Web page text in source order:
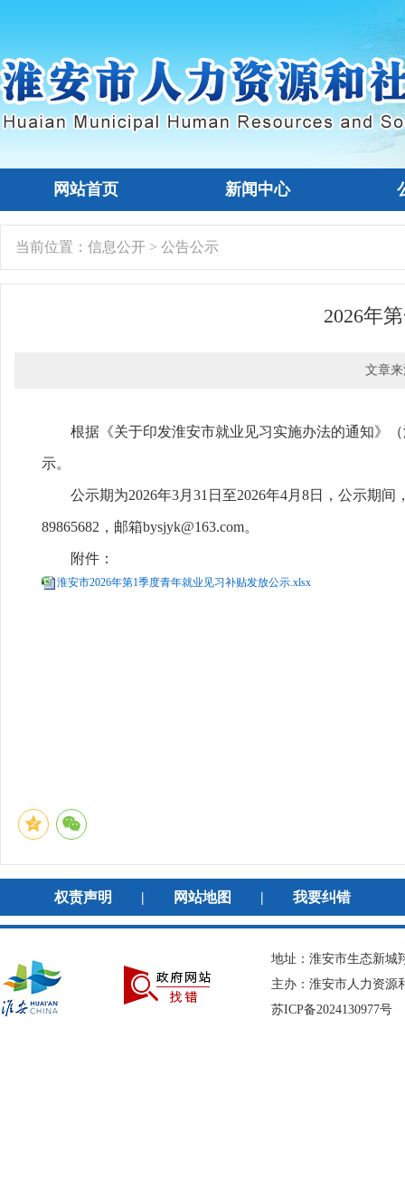
网站首页 新闻中心
当前位置： 信息公开 > 公告公示
2026年
文章
根据《关于印发淮安市就业见习实施办法的通知》
示。
公示期为2026年3月31日至2026年4月8日，公示期
89865682，邮箱bysjyk@163.com。
附件：
淮安市2026年第1季度青年就业见习补贴发放公示.xlsx
权责声明 | 网站地图 | 我要纠错
地址：淮安市生态新
主办：淮安市人力资
苏ICP备2024130977号